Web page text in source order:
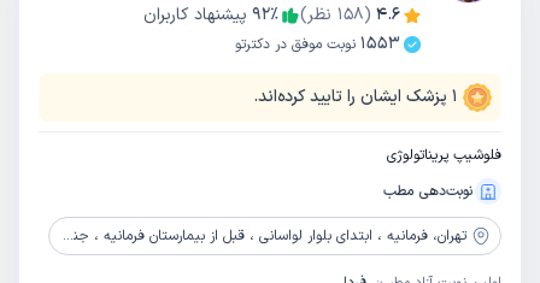
4.6
(
158 نظر) 92٪
پیشنهاد کاربران
1553 نوبت موفق در دکترتو
1 پزشک ایشان را تایید کرده‌اند.
فلوشیپ پریناتولوژی
نوبت‌دهی مطب
تهران، فرمانیه ، ابتدای بلوار لواسانی ، قبل از بیمارستان فرمانیه ، جنب باشگاه فرمانیه ، ساختمان پزشکان 241 ، طبقه اول ، واحد 2